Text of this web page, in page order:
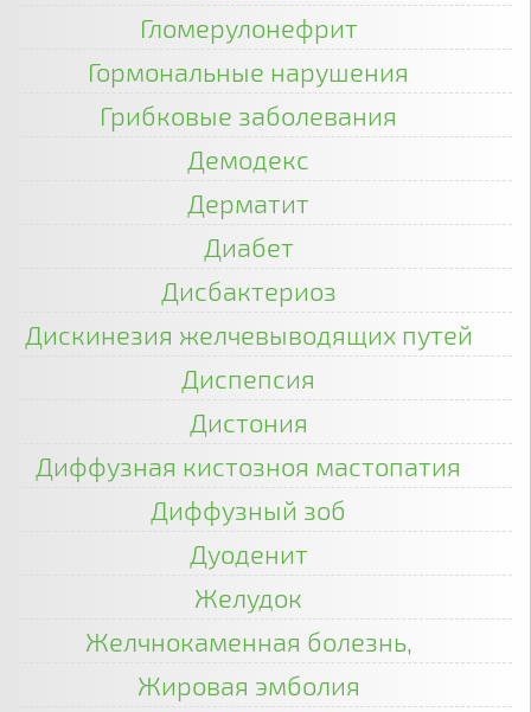
Гломерулонефрит
Гормональные нарушения
Грибковые заболевания
Демодекс
Дерматит
Диабет
Дисбактериоз
Дискинезия желчевыводящих путей
Диспепсия
Дистония
Диффузная кистозноя мастопатия
Диффузный зоб
Дуоденит
Желудок
Желчнокаменная болезнь,
Жировая эмболия